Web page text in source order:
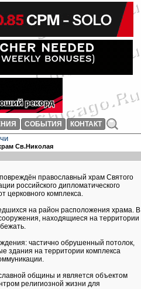
СОБЫТИЯ КОНТАКТ
Св.Николая
православный храм Святого
российского дипломатического
церковного комплекса.
на район расположения храма. В
находящиеся на территории
частично обрушенный потолок,
здания на территории комплекса
общины и является объектом
религиозной жизни для